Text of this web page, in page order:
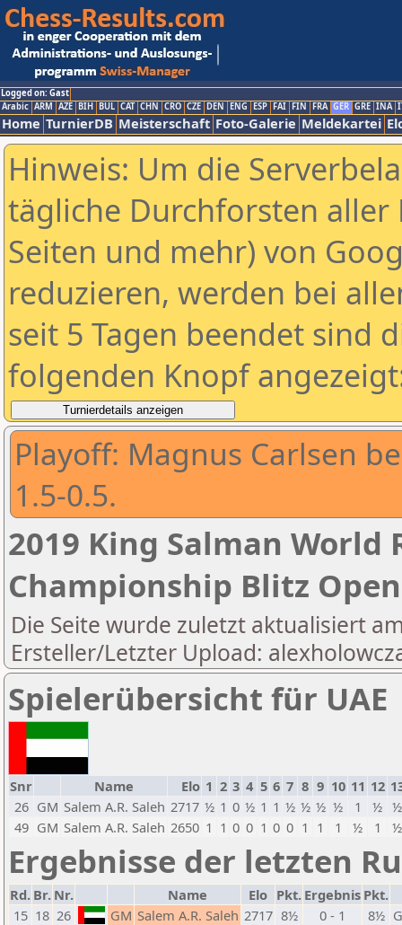
Logged on: Gast
Arabic ARM AZE BIH BUL CAT CHN CRO CZE DEN ENG ESP FAI FIN FRA GER GRE INA
Home TurnierDB Meisterschaft Foto-Galerie Meldekartei
Hinweis: Um die
tägliche Durchforsten aller
Seiten und mehr) von
reduzieren, werden bei
seit 5 Tagen beendet sind
folgenden Knopf
Playoff: Magnus Carlsen
1.5-0.5.
2019 King Salman World
Championship Blitz Open
Die Seite wurde zuletzt aktualisiert
Ersteller/Letzter Upload:
Spielerübersicht für UAE
Snr Name Elo 1 2 3 4 5 6 7 8 9 10 11 12
26 GM Salem A.R. Saleh 2717 ½ 1 0 ½ 1 1 ½ ½ ½ ½ 1 ½ ½
49 GM Salem A.R. Saleh 2650 1 1 0 0 1 0 0 1 1 1 ½ 1 ½
Ergebnisse der letzten
Rd. Br. Nr. Name Elo Pkt. Ergebnis Pkt.
15 18 26 GM Salem A.R. Saleh 2717 8½ 0 - 1 8½